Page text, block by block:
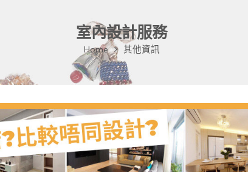
室內設計服務
Home 其他資訊